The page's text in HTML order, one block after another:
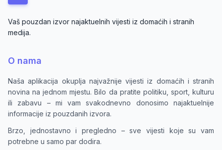
Vaš pouzdan izvor najaktuelnih vijesti iz domaćih i stranih
medija.
O nama
Naša aplikacija okuplja najvažnije vijesti iz domaćih i stranih
novina na jednom mjestu. Bilo da pratite politiku, sport, kulturu
ili zabavu – mi vam svakodnevno donosimo najaktuelnije
informacije iz pouzdanih izvora.
Brzo, jednostavno i pregledno – sve vijesti koje su vam
potrebne u samo par dodira.